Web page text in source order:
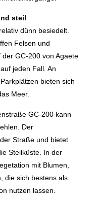
steil
dünn besiedelt.
Felsen und
GC-200 von Agaete
jeden Fall. An
bieten sich
Meer.
GC-200 kann
Der
Straße und bietet
Steilküste. In der
mit Blumen,
die sich bestens als
nutzen lassen.